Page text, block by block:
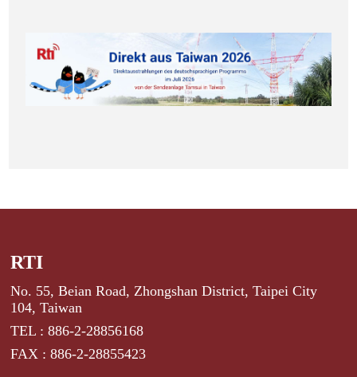
RTI
No. 55, Beian Road, Zhongshan District, Taipei City
104, Taiwan
TEL : 886-2-28856168
FAX : 886-2-28855423